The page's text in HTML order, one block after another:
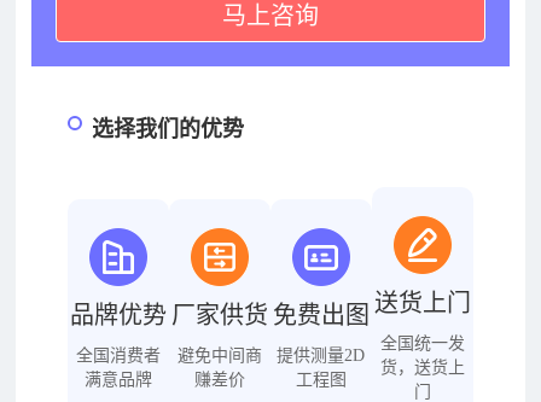
马上咨询
选择我们的优势
品牌优势
全国消费者
满意品牌
厂家供货
避免中间商
赚差价
免费出图
提供测量2D
工程图
送货上门
全国统一发
货，送货上
门